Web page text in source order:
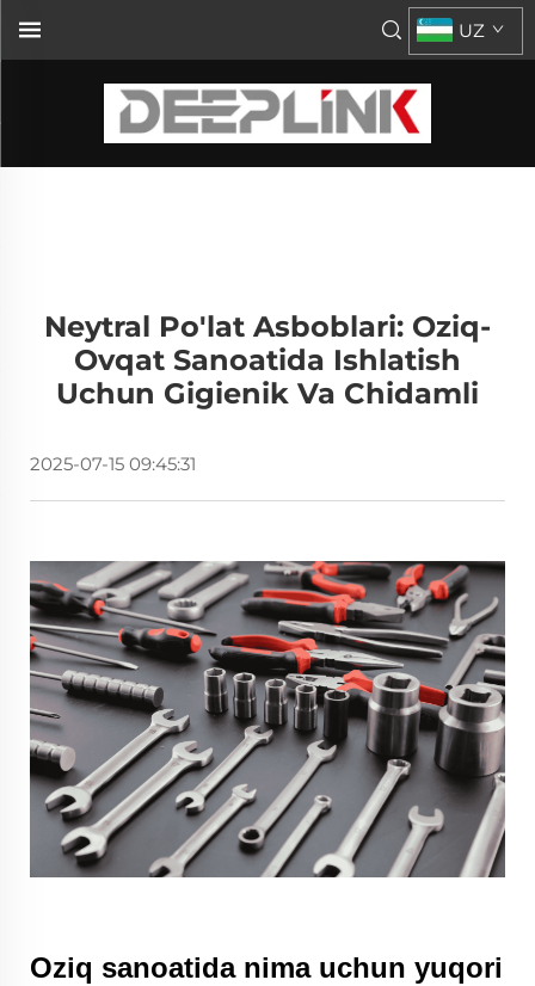
UZ
Neytral Po'lat Asboblari: Oziq-
Ovqat Sanoatida Ishlatish
Uchun Gigienik Va Chidamli
2025-07-15 09:45:31
Oziq sanoatida nima uchun yuqori